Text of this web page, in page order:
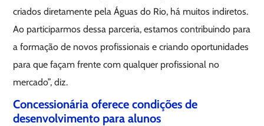
criados diretamente pela Águas do Rio, há muitos indiretos.
Ao participarmos dessa parceria, estamos contribuindo para
a formação de novos profissionais e criando oportunidades
para que façam frente com qualquer profissional no
mercado”, diz.
Concessionária oferece condições de
desenvolvimento para alunos